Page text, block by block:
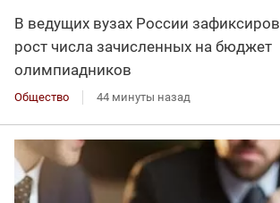
В ведущих вузах России
рост числа зачисленных на бюджет
олимпиадников
Общество 44 минуты назад